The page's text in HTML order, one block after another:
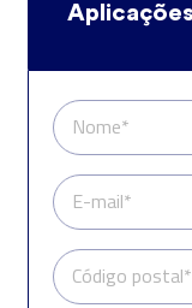
Nome*
E-mail*
Código postal*